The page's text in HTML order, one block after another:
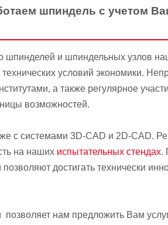
шпиндель с учетом
шпинделей и шпиндельных узлов
условий экономики.
а также регулярное
возможностей.
с системами 3D-CAD и 2D-CAD.
на наших испытательных стендах.
достигать технически
нам предложить Вам